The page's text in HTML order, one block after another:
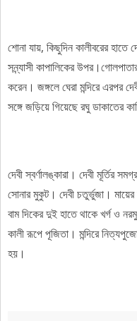
শোনা যায়, কিছুদিন কালীবরের
সন্ন্যাসী কাপালিকের
করেন। জঙ্গলে ঘেরা মন্দিরে এরপর
সঙ্গে জড়িয়ে গিয়েছে রঘু ডাকাতের
দেবী স্বর্ণালঙ্কারা। দেবী মূর্তির
সোনার মুকুট। দেবী চতুর্ভুজা।
বাম দিকের দুই হাতে থাকে খর্গ ও
কালী রূপে পূজিতা। মন্দিরে
হয়।